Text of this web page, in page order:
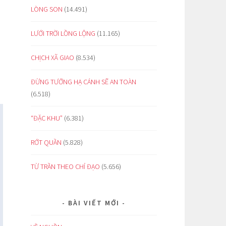
LÒNG SON (14.491)
LƯỚI TRỜI LỒNG LỘNG (11.165)
CHỊCH XÃ GIAO (8.534)
ĐỪNG TƯỞNG HẠ CÁNH SẼ AN TOÀN
(6.518)
“ĐẶC KHU” (6.381)
RỚT QUẦN (5.828)
TỪ TRẦN THEO CHỈ ĐẠO (5.656)
BÀI VIẾT MỚI